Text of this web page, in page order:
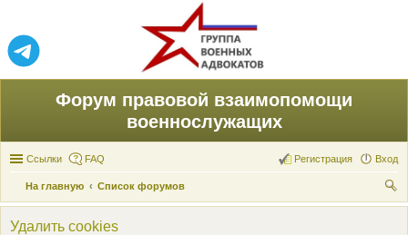
Форум правовой взаимопомощи
военнослужащих
Ссылки FAQ Вход
Регистрация
На главную
Список форумов
ои
Удалить cookies